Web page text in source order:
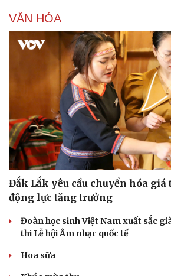
VĂN HÓA
Đắk Lắk yêu cầu chuyển hóa
động lực tăng trưởng
Đoàn học sinh Việt Nam xuất sắc
thi Lễ hội Âm nhạc quốc tế
Hoa sữa